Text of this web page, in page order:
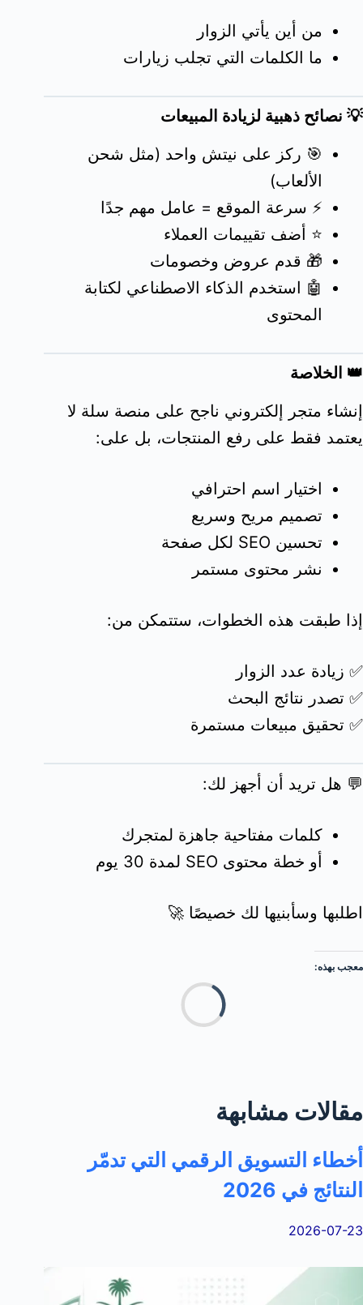
من أين يأتي الزوار
ما الكلمات التي تجلب زيارات
💡 نصائح ذهبية لزيادة المبيعات
🎯 ركز على نيتش واحد (مثل شحن
الألعاب)
⚡ سرعة الموقع = عامل مهم جدًا
⭐ أضف تقييمات العملاء
🎁 قدم عروض وخصومات
🤖 استخدم الذكاء الاصطناعي لكتابة
المحتوى
👑 الخلاصة
إنشاء متجر إلكتروني ناجح على منصة سلة لا
يعتمد فقط على رفع المنتجات، بل على:
اختيار اسم احترافي
تصميم مريح وسريع
تحسين SEO لكل صفحة
نشر محتوى مستمر
إذا طبقت هذه الخطوات، ستتمكن من:
✅ زيادة عدد الزوار
✅ تصدر نتائج البحث
✅ تحقيق مبيعات مستمرة
💬 هل تريد أن أجهز لك:
كلمات مفتاحية جاهزة لمتجرك
أو خطة محتوى SEO لمدة 30 يوم
اطلبها وسأبنيها لك خصيصًا 🚀
معجب بهذه:
مقالات مشابهة
أخطاء التسويق الرقمي التي تدمّر
النتائج في 2026
2026-07-23